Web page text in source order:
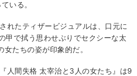
いる。
れたティザービジュアルは、口元に
甲で拭う思わせぶりでセクシーな太
たちの姿が印象的だ。
人間失格 太宰治と3人の女たち』は9